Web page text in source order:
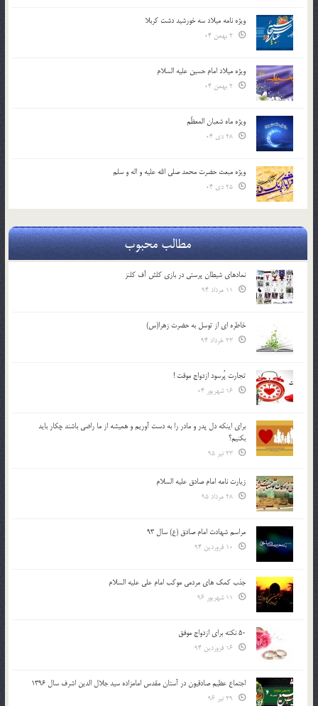
ویژه نامه میلاد سه خورشید دشت کربلا
ویژه میلاد امام حسین علیه السلام
ویژه ماه شعبان المعظّم
ویژه مبعث حضرت محمد صلی الله علیه و اله و سلم
مطالب محبوب
نمادهای شیطان پرستی در بازی کلش آف کلنز
خاطره ای از توسل به حضرت زهرا(س)
تجارت پُرسود ازدواج موقت !
براي اينكه دل پدر و مادر را به دست آوريم و هميشه از ما راضي باشند چكار بايد
بكنيم؟
زیارت نامه امام صادق علیه السلام
مراسم شهادت امام صادق (ع) سال 93
جذب کمک های مردمی موکب امام علی علیه السلام
50 نکته برای ازدواج موفق
اجتماع عظیم صادقیون در آستان مقدس امامزاده سید جلال الدین اشرف سال 1396